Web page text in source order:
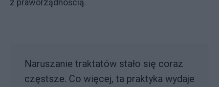
Naruszanie traktatów stało się coraz
częstsze. Co więcej, ta praktyka wydaje